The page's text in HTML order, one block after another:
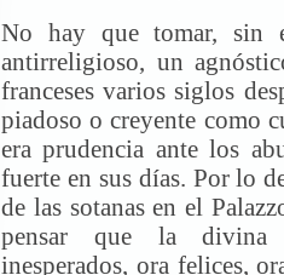
No hay que tomar, sin
antirreligioso, un
franceses varios siglos
piadoso o creyente como
era prudencia ante los
fuerte en sus días. Por lo
de las sotanas en el
pensar que la divina
inesperados, ora felices,